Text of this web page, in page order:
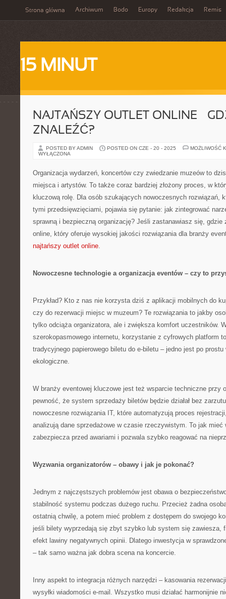
Strona główna Archiwum Bodo Europy Redakcja Remis
15 MINUT
NAJTAŃSZY OUTLET ONLINE –
ZNALEŹĆ?
POSTED BY ADMIN POSTED ON CZE - 20 - 2025
MOŻLIWOŚĆ
WYŁĄCZONA
Organizacja wydarzeń, koncertów czy zwiedzanie muzeów to
miejsca i artystów. To także coraz bardziej złożony proces, w
kluczową rolę. Dla osób szukających nowoczesnych rozwiązań,
tymi przedsięwzięciami, pojawia się pytanie: jak zintegrować
sprawną i bezpieczną organizację? Jeśli zastanawiasz się, gdzie
online, który oferuje wysokiej jakości rozwiązania dla branży
najtańszy outlet online.
Nowoczesne technologie a organizacja eventów – czy to
Przykład? Kto z nas nie korzysta dziś z aplikacji mobilnych do
czy do rezerwacji miejsc w muzeum? Te rozwiązania to jakby
tylko odciąża organizatora, ale i zwiększa komfort uczestników.
szerokopasmowego internetu, korzystanie z cyfrowych platform
tradycyjnego papierowego biletu do e-biletu – jedno jest po
ekologiczne.
W branży eventowej kluczowe jest też wsparcie techniczne przy
pewność, że system sprzedaży biletów będzie działał bez
nowoczesne rozwiązania IT, które automatyzują proces
analizują dane sprzedażowe w czasie rzeczywistym. To jak mieć
zabezpiecza przed awariami i pozwala szybko reagować na
Wyzwania organizatorów – obawy i jak je pokonać?
Jednym z najczęstszych problemów jest obawa o
stabilność systemu podczas dużego ruchu. Przecież żadna
ostatnią chwilę, a potem mieć problem z dostępem do swojego
jeśli bilety wyprzedają się zbyt szybko lub system się zawiesza,
efekt lawiny negatywnych opinii. Dlatego inwestycja w
– tak samo ważna jak dobra scena na koncercie.
Inny aspekt to integracja różnych narzędzi – kasowania
wysyłki wiadomości e-mail. Wszystko musi działać harmonijnie